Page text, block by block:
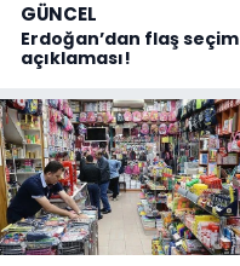
GÜNCEL
Erdoğan’dan flaş seçim
açıklaması!